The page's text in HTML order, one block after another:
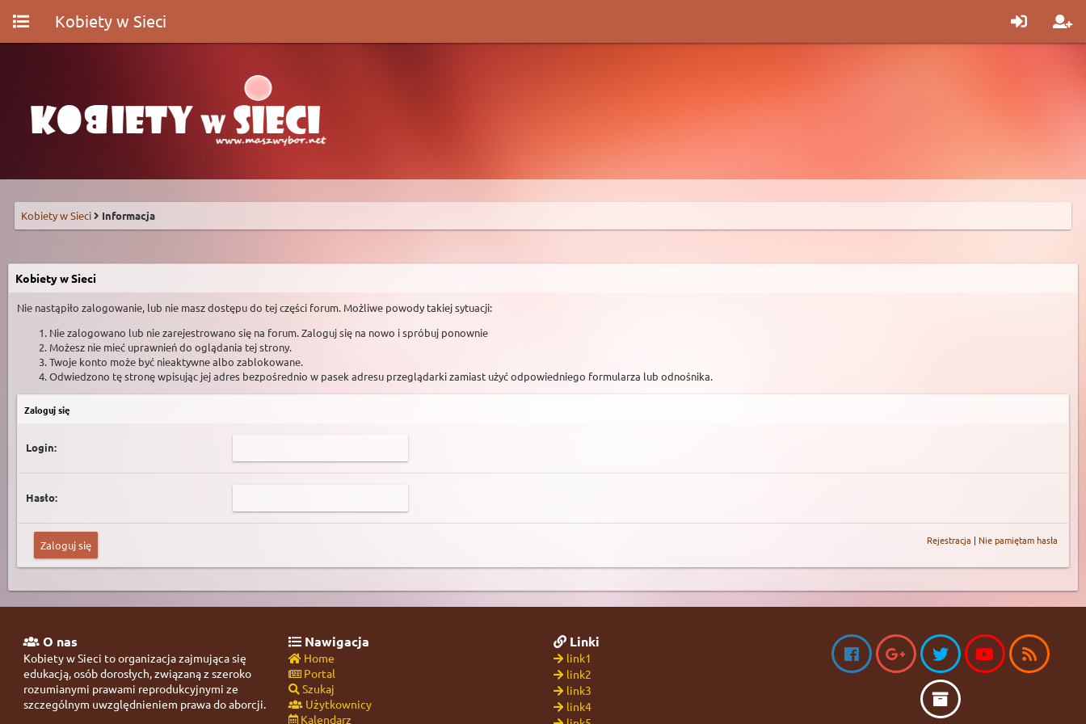
Kobiety w Sieci
Kobiety w Sieci Informacja
Kobiety w Sieci
Nie nastąpiło zalogowanie, lub nie masz dostępu do tej części forum. Możliwe powody takiej sytuacji:
Nie zalogowano lub nie zarejestrowano się na forum. Zaloguj się na nowo i spróbuj ponownie
Możesz nie mieć uprawnień do oglądania tej strony.
Twoje konto może być nieaktywne albo zablokowane.
Odwiedzono tę stronę wpisując jej adres bezpośrednio w pasek adresu przeglądarki zamiast użyć odpowiedniego formularza lub odnośnika.
Zaloguj się
Login:
Hasło:
Rejestracja | Nie pamiętam hasła
O nas
Kobiety w Sieci to organizacja zajmująca się
edukacją, osób dorosłych, związaną z szeroko
rozumianymi prawami reprodukcyjnymi ze
szczególnym uwzględnieniem prawa do aborcji.
Nawigacja
Home
Portal
Szukaj
Użytkownicy
Kalendarz
Linki
link1
link2
link3
link4